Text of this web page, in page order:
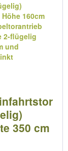
160cm
2-flügelig
und
350 cm